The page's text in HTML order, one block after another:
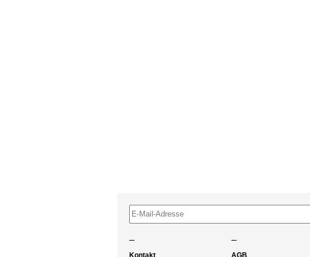
– –
Kontakt AGB